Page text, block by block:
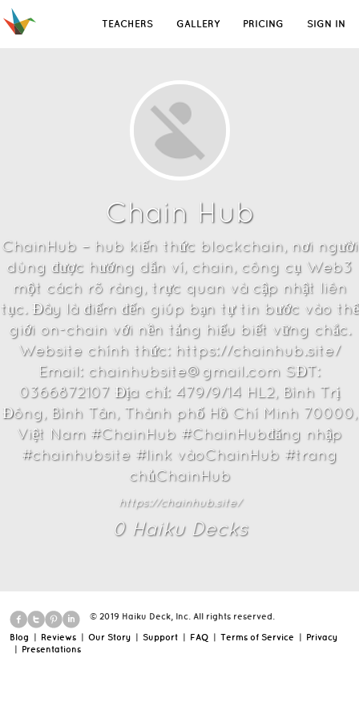
TEACHERS GALLERY PRICING SIGN IN
Chain Hub
ChainHub – hub kiến thức blockchain, nơi người
dùng được hướng dẫn ví, chain, công cụ Web3
một cách rõ ràng, trực quan và cập nhật liên
tục. Đây là điểm đến giúp bạn tự tin bước vào thế
giới on-chain với nền tảng hiểu biết vững chắc.
Website chính thức: https://chainhub.site/
Email: chainhubsite@gmail.com SĐT:
0366872107 Địa chỉ: 479/9/14 HL2, Bình Trị
Đông, Bình Tân, Thành phố Hồ Chí Minh 70000,
Việt Nam #ChainHub #ChainHubđăng nhập
#chainhubsite #link vàoChainHub #trang
chủChainHub
https://chainhub.site/
0Haiku Decks
© 2019 Haiku Deck, Inc. All rights reserved.
Blog | Reviews | Our Story | Support | FAQ | Terms of Service | Privacy
| Presentations